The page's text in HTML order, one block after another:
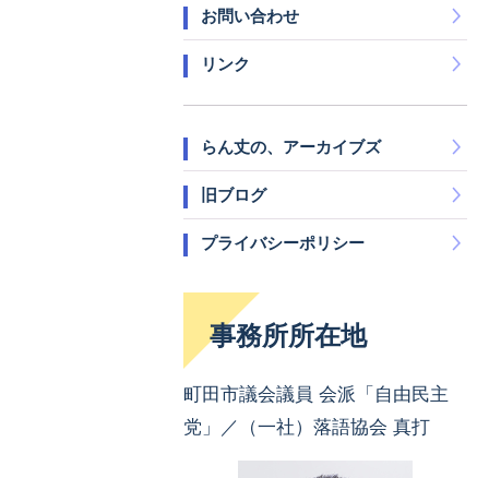
お問い合わせ
リンク
らん丈の、アーカイブズ
旧ブログ
プライバシーポリシー
事務所所在地
町田市議会議員 会派「自由民主
党」／（一社）落語協会 真打